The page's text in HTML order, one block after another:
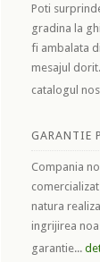
Poti
gradina la
fi ambalata
mesajul
catalogul
GARANTIE
Compania
natura
ingrijirea
garantie...